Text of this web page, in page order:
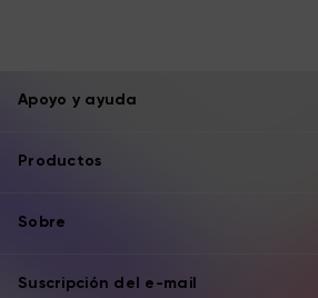
Apoyo y ayuda
Productos
Sobre
Suscripción del e-mail